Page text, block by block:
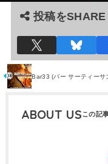
投稿をSHARE
Bar33 (バー サーティーサ
ABOUT US